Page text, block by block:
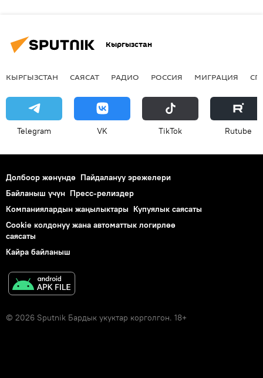
Кыргызстан
КЫРГЫЗСТАН САЯСАТ РАДИО РОССИЯ МИГРАЦИЯ
Telegram VK ТikТоk Rutube
Долбоор жөнүндө Пайдалануу эрежелери
Байланыш үчүн Пресс-релиздер
Компаниялардын жаңылыктары Купуялык саясаты
Cookie колдонуу жана автоматтык логирлөө
саясаты
Кайра байланыш
© 2026 Sputnik Бардык укуктар корголгон. 18+